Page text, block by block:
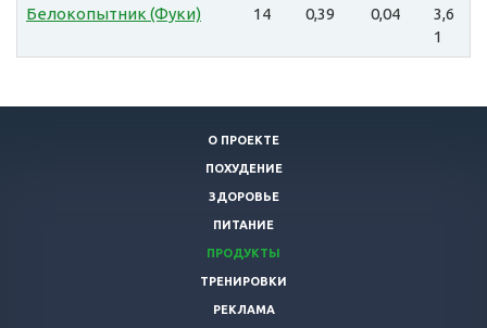
Белокопытник (Фуки) 14 0,39 0,04
3,6
1
О ПРОЕКТЕ
ПОХУДЕНИЕ
ЗДОРОВЬЕ
ПИТАНИЕ
ПРОДУКТЫ
ТРЕНИРОВКИ
РЕКЛАМА